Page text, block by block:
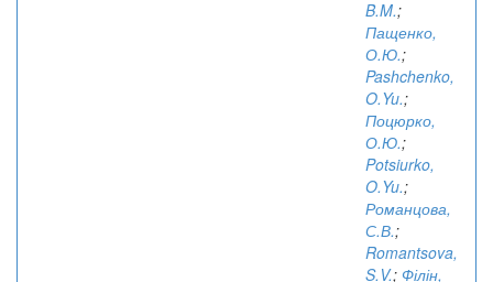
B.M.;
Пащенко,
О.Ю.;
Pashchenko,
O.Yu.;
Поцюрко,
О.Ю.;
Potsiurko,
O.Yu.;
Романцова,
С.В.;
Romantsova,
S.V.; Філін,